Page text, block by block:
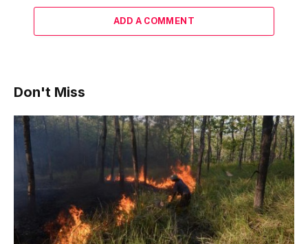
ADD A COMMENT
Don't Miss